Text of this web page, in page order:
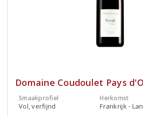
Domaine Coudoulet Pays
Smaakprofiel
Vol, verfijnd
Herkomst
Frankrijk -